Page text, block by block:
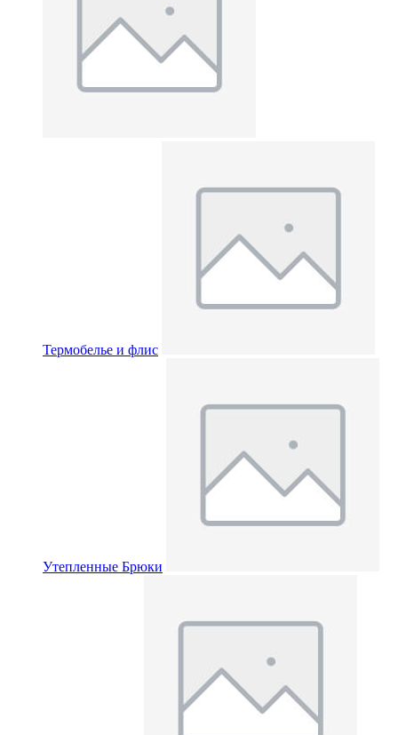
Термобелье и флис
Утепленные Брюки